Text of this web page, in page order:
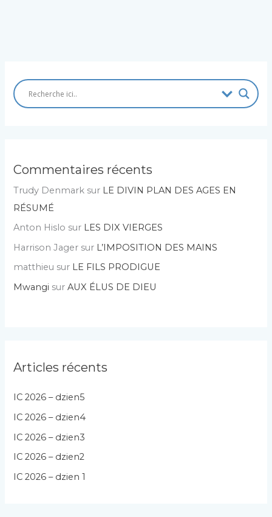
Commentaires récents
Trudy Denmark sur LE DIVIN PLAN DES AGES EN
RÉSUMÉ
Anton Hislo sur LES DIX VIERGES
Harrison Jager sur L’IMPOSITION DES MAINS
matthieu sur LE FILS PRODIGUE
Mwangi surAUX ÉLUS DE DIEU
Articles récents
IC 2026 – dzien5
IC 2026 – dzien4
IC 2026 – dzien3
IC 2026 – dzien2
IC 2026 – dzien 1